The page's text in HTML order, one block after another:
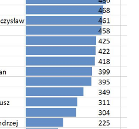
w każdą środę...